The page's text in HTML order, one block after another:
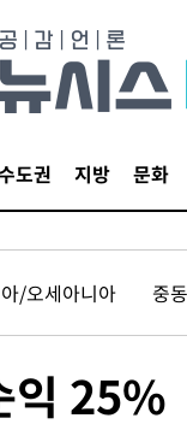
도권 지방 문화
/오세아니아 중
익